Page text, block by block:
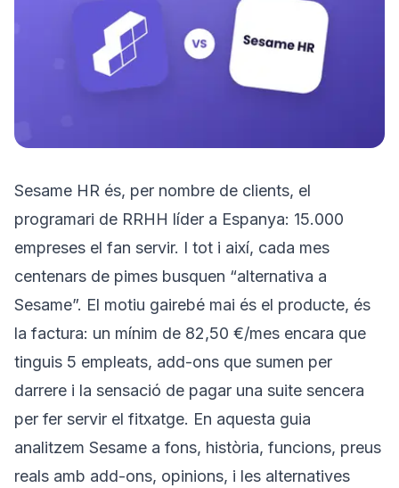
Sesame HR és, per nombre de clients, el
programari de RRHH líder a Espanya: 15.000
empreses el fan servir. I tot i així, cada mes
centenars de pimes busquen “alternativa a
Sesame”. El motiu gairebé mai és el producte, és
la factura: un mínim de 82,50 €/mes encara que
tinguis 5 empleats, add-ons que sumen per
darrere i la sensació de pagar una suite sencera
per fer servir el fitxatge. En aquesta guia
analitzem Sesame a fons, història, funcions, preus
reals amb add-ons, opinions, i les alternatives